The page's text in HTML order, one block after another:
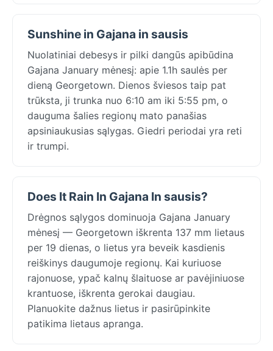
Sunshine in Gajana in sausis
Nuolatiniai debesys ir pilki dangūs apibūdina
Gajana January mėnesį: apie 1.1h saulės per
dieną Georgetown. Dienos šviesos taip pat
trūksta, ji trunka nuo 6:10 am iki 5:55 pm, o
dauguma šalies regionų mato panašias
apsiniaukusias sąlygas. Giedri periodai yra reti
ir trumpi.
Does It Rain In Gajana In sausis?
Drėgnos sąlygos dominuoja Gajana January
mėnesį — Georgetown iškrenta 137 mm lietaus
per 19 dienas, o lietus yra beveik kasdienis
reiškinys daugumoje regionų. Kai kuriuose
rajonuose, ypač kalnų šlaituose ar pavėjiniuose
krantuose, iškrenta gerokai daugiau.
Planuokite dažnus lietus ir pasirūpinkite
patikima lietaus apranga.